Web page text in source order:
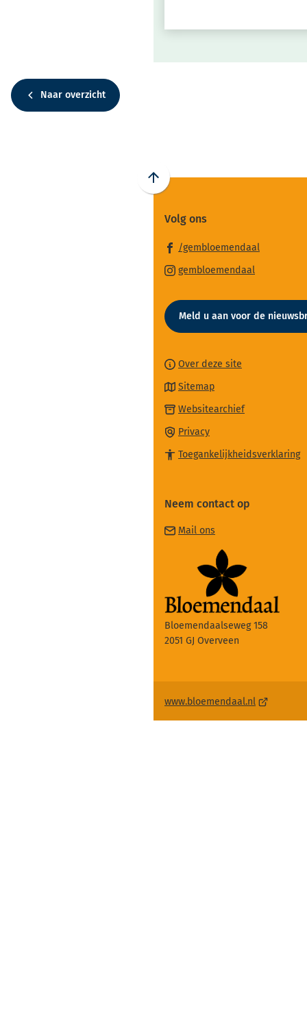
Naar overzicht
Scroll
boven
het
begin
paginainhoud
Volg ons
/gembloemendaal
externe
website)
gembloemendaal
een
externe
website)
Meld u aan voor de
Over deze site
Sitemap
Websitearchief(Verwijst
externe
Privacy
Toegankelijkheidsverklaring
Neem contact op
Mail ons
naar
een
e-
mailadres)
Bloemendaalseweg 158
2051 GJ Overveen
www.bloemendaal.nl (Verwijst